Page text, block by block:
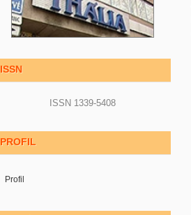
ISSN
ISSN 1339-5408
PROFIL
Profil